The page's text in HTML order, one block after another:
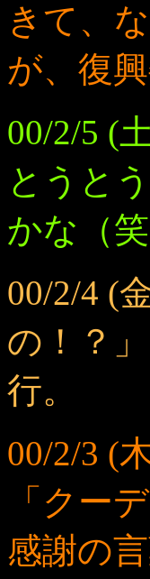
きて、
が、復
00/2/5 (
とうと
かな（
00/2/4 (
の！？
行。
00/2/3 (
「クー
感謝の